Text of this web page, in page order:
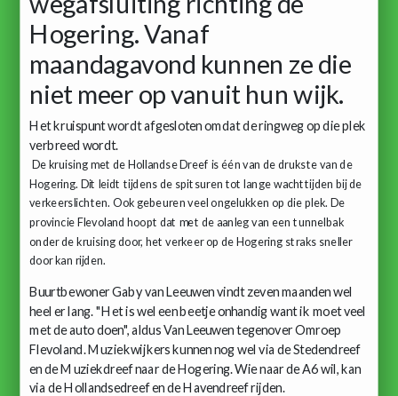
Hogering. Vanaf
maandagavond kunnen ze die
niet meer op vanuit hun wijk.
Het kruispunt wordt afgesloten omdat de ringweg op die plek
verbreed wordt.
De kruising met de Hollandse Dreef is één van de drukste van de
Hogering. Dit leidt tijdens de spitsuren tot lange wachttijden bij de
verkeerslichten. Ook gebeuren veel ongelukken op die plek. De
provincie Flevoland hoopt dat met de aanleg van een tunnelbak
onder de kruising door, het verkeer op de Hogering straks sneller
door kan rijden.
Buurtbewoner Gaby van Leeuwen vindt zeven maanden wel
heel er lang. "Het is wel een beetje onhandig want ik moet veel
met de auto doen", aldus Van Leeuwen tegenover Omroep
Flevoland. Muziekwijkers kunnen nog wel via de Stedendreef
en de Muziekdreef naar de Hogering. Wie naar de A6 wil, kan
via de Hollandsedreef en de Havendreef rijden.